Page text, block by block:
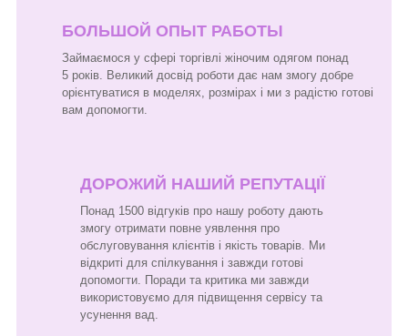
БОЛЬШОЙ ОПЫТ РАБОТЫ
Займаємося у сфері торгівлі жіночим одягом понад
5 років. Великий досвід роботи дає нам змогу добре
орієнтуватися в моделях, розмірах і ми з радістю готові
вам допомогти.
ДОРОЖИЙ НАШИЙ РЕПУТАЦІЇ
Понад 1500 відгуків про нашу роботу дають
змогу отримати повне уявлення про
обслуговування клієнтів і якість товарів. Ми
відкриті для спілкування і завжди готові
допомогти. Поради та критика ми завжди
використовуємо для підвищення сервісу та
усунення вад.